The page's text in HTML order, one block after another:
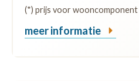
(*) prijs voor wooncomponent
meer informatie